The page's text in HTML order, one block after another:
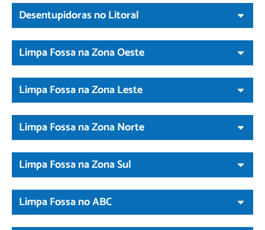
Desentupidoras no Litoral
Limpa Fossa na Zona Oeste
Limpa Fossa na Zona Leste
Limpa Fossa na Zona Norte
Limpa Fossa na Zona Sul
Limpa Fossa no ABC